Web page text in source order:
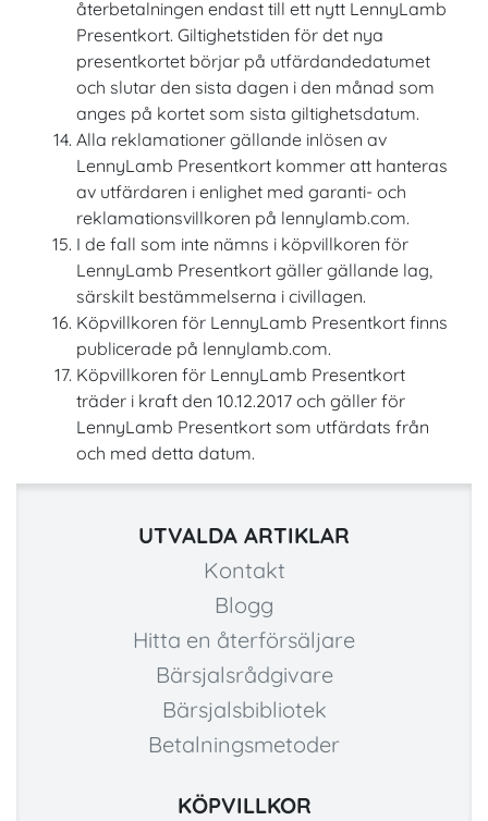
återbetalningen endast till ett nytt LennyLamb
Presentkort. Giltighetstiden för det nya
presentkortet börjar på utfärdandedatumet
och slutar den sista dagen i den månad som
anges på kortet som sista giltighetsdatum.
Alla reklamationer gällande inlösen av
LennyLamb Presentkort kommer att hanteras
av utfärdaren i enlighet med garanti- och
reklamationsvillkoren på lennylamb.com.
I de fall som inte nämns i köpvillkoren för
LennyLamb Presentkort gäller gällande lag,
särskilt bestämmelserna i civillagen.
Köpvillkoren för LennyLamb Presentkort finns
publicerade på lennylamb.com.
Köpvillkoren för LennyLamb Presentkort
träder i kraft den 10.12.2017 och gäller för
LennyLamb Presentkort som utfärdats från
och med detta datum.
UTVALDA ARTIKLAR
Kontakt
Blogg
Hitta en återförsäljare
Bärsjalsrådgivare
Bärsjalsbibliotek
Betalningsmetoder
KÖPVILLKOR